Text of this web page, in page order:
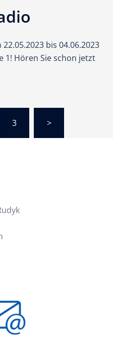
bis 04.06.2023
1! Hören Sie schon jetzt
3 >